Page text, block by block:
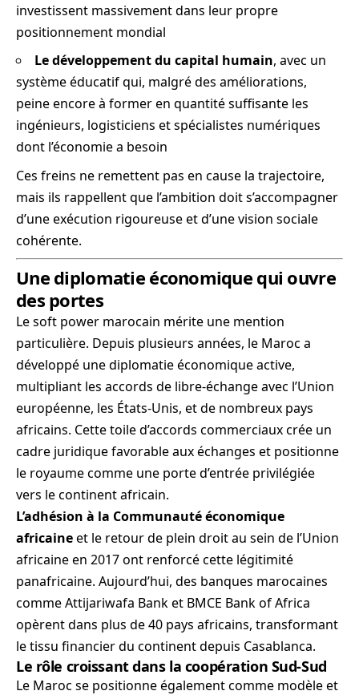
investissent massivement dans leur propre
positionnement mondial
Le développement du capital humain, avec un
système éducatif qui, malgré des améliorations,
peine encore à former en quantité suffisante les
ingénieurs, logisticiens et spécialistes numériques
dont l’économie a besoin
Ces freins ne remettent pas en cause la trajectoire,
mais ils rappellent que l’ambition doit s’accompagner
d’une exécution rigoureuse et d’une vision sociale
cohérente.
Une diplomatie économique qui ouvre
des portes
Le soft power marocain mérite une mention
particulière. Depuis plusieurs années, le Maroc a
développé une diplomatie économique active,
multipliant les accords de libre-échange avec l’Union
européenne, les États-Unis, et de nombreux pays
africains. Cette toile d’accords commerciaux crée un
cadre juridique favorable aux échanges et positionne
le royaume comme une porte d’entrée privilégiée
vers le continent africain.
L’adhésion à la Communauté économique
africaineet le retour de plein droit au sein de l’Union
africaine en 2017 ont renforcé cette légitimité
panafricaine. Aujourd’hui, des banques marocaines
comme Attijariwafa Bank et BMCE Bank of Africa
opèrent dans plus de 40 pays africains, transformant
le tissu financier du continent depuis Casablanca.
Le rôle croissant dans la coopération Sud-Sud
Le Maroc se positionne également comme modèle et